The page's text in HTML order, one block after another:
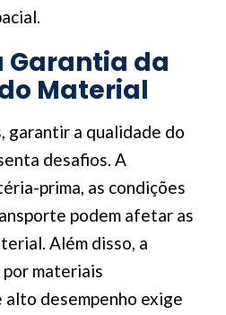
Garantia da
Material
garantir a qualidade do
desafios. A
prima, as condições
podem afetar as
Além disso, a
materiais
alto desempenho exige